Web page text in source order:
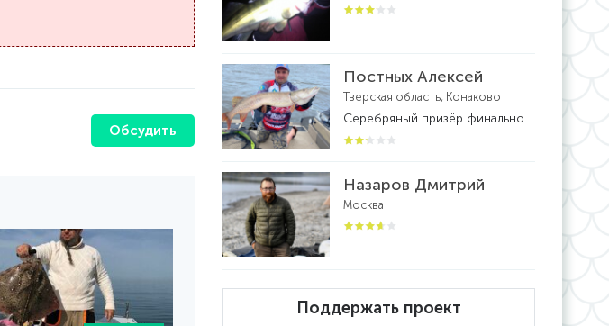
Обсудить
Постных Алексей
Тверская область, Конаково
Серебряный призёр финального этапа ПАЛ. Обладатель кубка Москвы по ловле спиннингом с лодок . Чемпион Тверской области по спиннингу с лодок .Бронзовый призер кубка России по ловле спиннингом с лодок 2021 года.Действующий рыболов -спортсмен. Призер и победитель многих фестивалей и турниров по рыболовному спорту.
Назаров Дмитрий
Москва
Поддержать проект